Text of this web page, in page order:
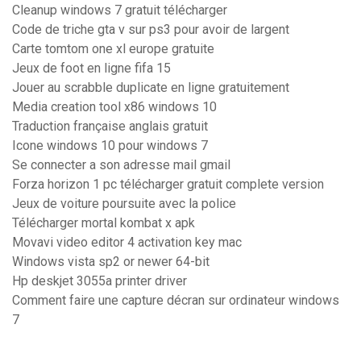
Cleanup windows 7 gratuit télécharger
Code de triche gta v sur ps3 pour avoir de largent
Carte tomtom one xl europe gratuite
Jeux de foot en ligne fifa 15
Jouer au scrabble duplicate en ligne gratuitement
Media creation tool x86 windows 10
Traduction française anglais gratuit
Icone windows 10 pour windows 7
Se connecter a son adresse mail gmail
Forza horizon 1 pc télécharger gratuit complete version
Jeux de voiture poursuite avec la police
Télécharger mortal kombat x apk
Movavi video editor 4 activation key mac
Windows vista sp2 or newer 64-bit
Hp deskjet 3055a printer driver
Comment faire une capture décran sur ordinateur windows
7